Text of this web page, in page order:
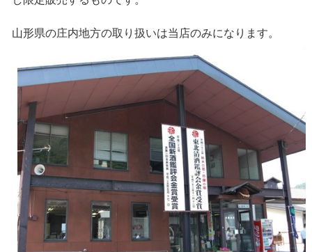
山形県の庄内地方の取り扱いは当店のみになります。